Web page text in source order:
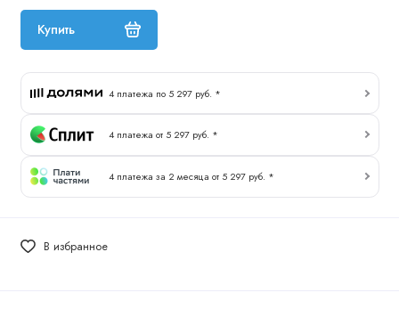
Купить
4 платежа по 5 297 руб. *
4 платежа от 5 297 руб. *
4 платежа за 2 месяца от 5 297 руб. *
В избранное